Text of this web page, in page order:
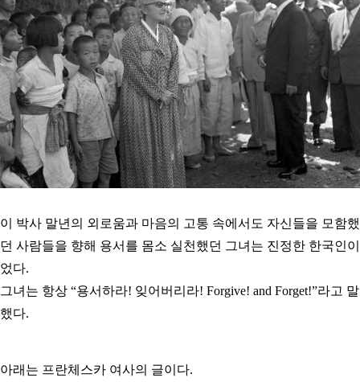
이 박사 말년의 외로움과 마음의 고통 속에서도 자신들을 모함했
던 사람들을 향해 용서를 몸소 실천했던 그녀는 진정한 한국인이
었다.
그녀는 항상 “용서하라! 잊어버리라! Forgive! and Forget!”라고 말
했다.
아래는 프란체스카 여사의 글이다.